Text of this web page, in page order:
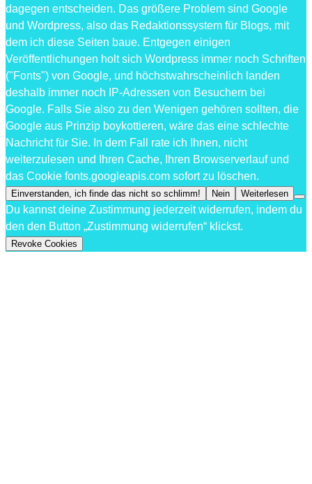
dagegen entscheiden. Das größere Problem sind Google
und Wordpress, also das Redaktionssystem für Blogs, mit
dem ich diese Seiten baue. Entgegen einigen
Veröffentlichungen holt sich Wordpress immer noch Schriften
("Fonts") von Google, und höchstwahrscheinlich landen
deshalb immer noch IP-Adressen von Besuchern bei
Google. Falls Sie also zu den Wenigen gehören sollten, die
Google aus Prinzip boykottieren, wäre das eine schlechte
Nachricht für Sie. In dem Fall rate ich Ihnen, nicht
weiterzulesen und Ihren Cache, Ihren Browserverlauf und
das Cookie fonts.googleapis.com sofort zu löschen.
Einverstanden, ich finde das nicht so schlimm! Nein Weiterlesen
Du kannst deine Zustimmung jederzeit widerrufen, indem du
den den Button „Zustimmung widerrufen“ klickst.
Revoke Cookies